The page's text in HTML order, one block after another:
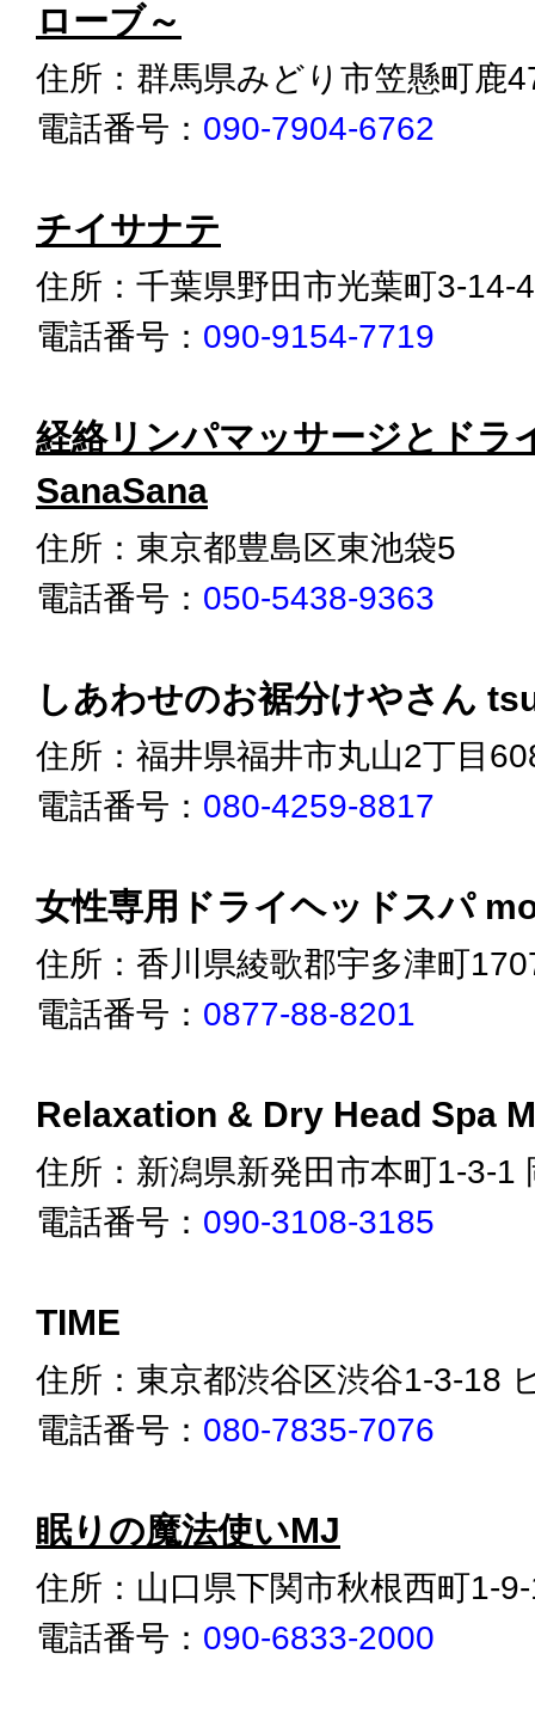
ローブ～
住所：群馬県みどり市笠懸町鹿
電話番号： 090-7904-6762
チイサナテ
住所：千葉県野田市光葉町3-14-4
電話番号： 090-9154-7719
経絡リンパマッサージとドラ
SanaSana
住所：東京都豊島区東池袋5
電話番号： 050-5438-9363
しあわせのお裾分けやさん
住所：福井県福井市丸山2丁目
電話番号： 080-4259-8817
女性専用ドライヘッドスパ
住所：香川県綾歌郡宇多津町
電話番号： 0877-88-8201
Relaxation & Dry Head Spa
住所：新潟県新発田市本町1-3-1
電話番号： 090-3108-3185
TIME
住所：東京都渋谷区渋谷1-3-18
電話番号： 080-7835-7076
眠りの魔法使いMJ
住所：山口県下関市秋根西町1-
電話番号： 090-6833-2000